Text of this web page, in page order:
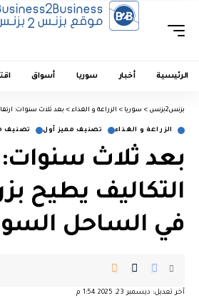
الرئيسية أخبار سوريا أسواق
بزنس2بزنس > سوريا > الزراعة و الغذاء > بعد ثلاث سنوات:
الزراعة و الغذاء تصنيف مميز أول تصنيف
بعد ثلاث سنوات:
التكاليف يطيح
في الساحل
آخر تعديل: ديسمبر 23, 2025 1:54 م